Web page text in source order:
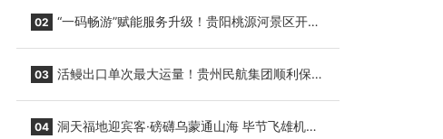
02 “一码畅游”赋能服务升级！贵阳桃源河景区开
03 活鳗出口单次最大运量！贵州民航集团顺利保障
04 洞天福地迎宾客·磅礴乌蒙通山海 毕节飞雄机场